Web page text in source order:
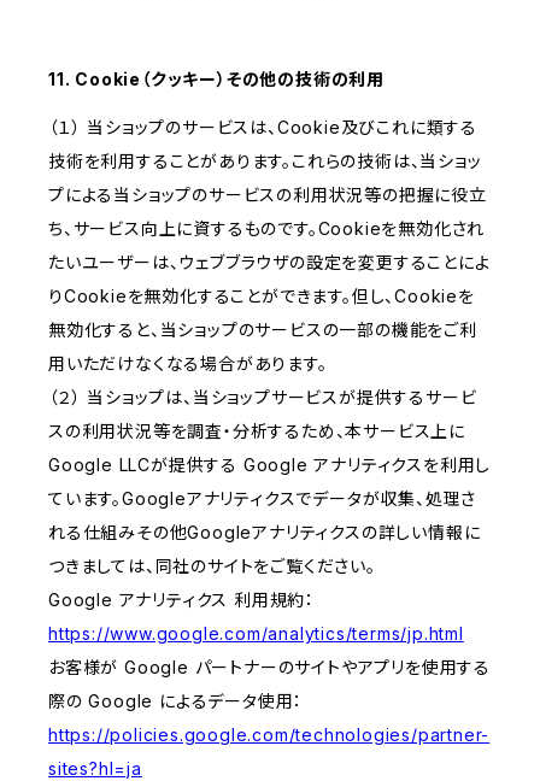
11. Cookie（クッキー）その他の技術の利用
（１） 当ショップのサービスは、Cookie及びこれに類する
技術を利用することがあります。これらの技術は、当ショッ
プによる当ショップのサービスの利用状況等の把握に役立
ち、サービス向上に資するものです。Cookieを無効化され
たいユーザーは、ウェブブラウザの設定を変更することによ
りCookieを無効化することができます。但し、Cookieを
無効化すると、当ショップのサービスの一部の機能をご利
用いただけなくなる場合があります。
（２） 当ショップは、当ショップサービスが提供するサービ
スの利用状況等を調査・分析するため、本サービス上に
Google LLCが提供する Google アナリティクスを利用し
ています。Googleアナリティクスでデータが収集、処理さ
れる仕組みその他Googleアナリティクスの詳しい情報に
つきましては、同社のサイトをご覧ください。
Google アナリティクス 利用規約：
https://www.google.com/analytics/terms/jp.html
お客様が Google パートナーのサイトやアプリを使用する
際の Google によるデータ使用：
https://policies.google.com/technologies/partner-
sites?hl=ja